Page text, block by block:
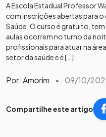
A Escola Estadual Professor
com inscrições abertas para
Saúde. O curso é gratuito,
aulas ocorrem no turno da
profissionais para atuar na
setor da saúde e é […]
Por: Amorim • 09/10/
Compartilhe este artigo